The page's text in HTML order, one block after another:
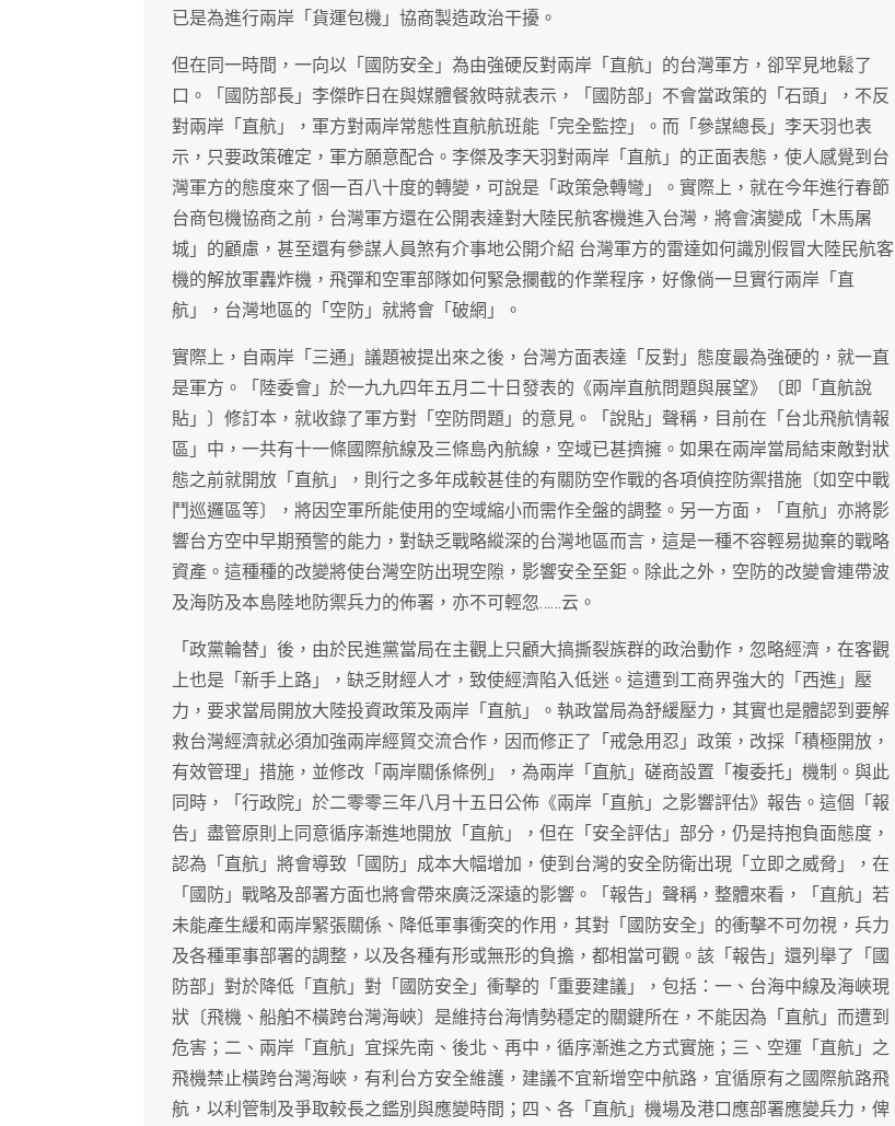
已是為進行兩岸「貨運包機」協商製造政治干擾。
但在同一時間，一向以「國防安全」為由強硬反對兩岸「直航」的台灣軍方，卻罕見地鬆了
口。「國防部長」李傑昨日在與媒體餐敘時就表示，「國防部」不會當政策的「石頭」，不反
對兩岸「直航」，軍方對兩岸常態性直航航班能「完全監控」。而「參謀總長」李天羽也表
示，只要政策確定，軍方願意配合。李傑及李天羽對兩岸「直航」的正面表態，使人感覺到台
灣軍方的態度來了個一百八十度的轉變，可說是「政策急轉彎」。實際上，就在今年進行春節
台商包機協商之前，台灣軍方還在公開表達對大陸民航客機進入台灣，將會演變成「木馬屠
城」的顧慮，甚至還有參謀人員煞有介事地公開介紹 台灣軍方的雷達如何識別假冒大陸民航客
機的解放軍轟炸機，飛彈和空軍部隊如何緊急攔截的作業程序，好像倘一旦實行兩岸「直
航」，台灣地區的「空防」就將會「破網」。
實際上，自兩岸「三通」議題被提出來之後，台灣方面表達「反對」態度最為強硬的，就一直
是軍方。「陸委會」於一九九四年五月二十日發表的《兩岸直航問題與展望》〔即「直航說
貼」〕修訂本，就收錄了軍方對「空防問題」的意見。「說貼」聲稱，目前在「台北飛航情報
區」中，一共有十一條國際航線及三條島內航線，空域已甚擠擁。如果在兩岸當局結束敵對狀
態之前就開放「直航」，則行之多年成較甚佳的有關防空作戰的各項偵控防禦措施〔如空中戰
鬥巡邏區等〕，將因空軍所能使用的空域縮小而需作全盤的調整。另一方面，「直航」亦將影
響台方空中早期預警的能力，對缺乏戰略縱深的台灣地區而言，這是一種不容輕易拋棄的戰略
資產。這種種的改變將使台灣空防出現空隙，影響安全至鉅。除此之外，空防的改變會連帶波
及海防及本島陸地防禦兵力的佈署，亦不可輕忽……云。
「政黨輪替」後，由於民進黨當局在主觀上只顧大搞撕裂族群的政治動作，忽略經濟，在客觀
上也是「新手上路」，缺乏財經人才，致使經濟陷入低迷。這遭到工商界強大的「西進」壓
力，要求當局開放大陸投資政策及兩岸「直航」。執政當局為舒緩壓力，其實也是體認到要解
救台灣經濟就必須加強兩岸經貿交流合作，因而修正了「戒急用忍」政策，改採「積極開放，
有效管理」措施，並修改「兩岸關係條例」，為兩岸「直航」磋商設置「複委托」機制。與此
同時，「行政院」於二零零三年八月十五日公佈《兩岸「直航」之影響評估》報告。這個「報
告」盡管原則上同意循序漸進地開放「直航」，但在「安全評估」部分，仍是持抱負面態度，
認為「直航」將會導致「國防」成本大幅增加，使到台灣的安全防衛出現「立即之威脅」，在
「國防」戰略及部署方面也將會帶來廣泛深遠的影響。「報告」聲稱，整體來看，「直航」若
未能產生緩和兩岸緊張關係、降低軍事衝突的作用，其對「國防安全」的衝擊不可勿視，兵力
及各種軍事部署的調整，以及各種有形或無形的負擔，都相當可觀。該「報告」還列舉了「國
防部」對於降低「直航」對「國防安全」衝擊的「重要建議」，包括：一、台海中線及海峽現
狀〔飛機、船舶不橫跨台灣海峽〕是維持台海情勢穩定的關鍵所在，不能因為「直航」而遭到
危害；二、兩岸「直航」宜採先南、後北、再中，循序漸進之方式實施；三、空運「直航」之
飛機禁止橫跨台灣海峽，有利台方安全維護，建議不宜新增空中航路，宜循原有之國際航路飛
航，以利管制及爭取較長之鑑別與應變時間；四、各「直航」機場及港口應部署應變兵力，俾